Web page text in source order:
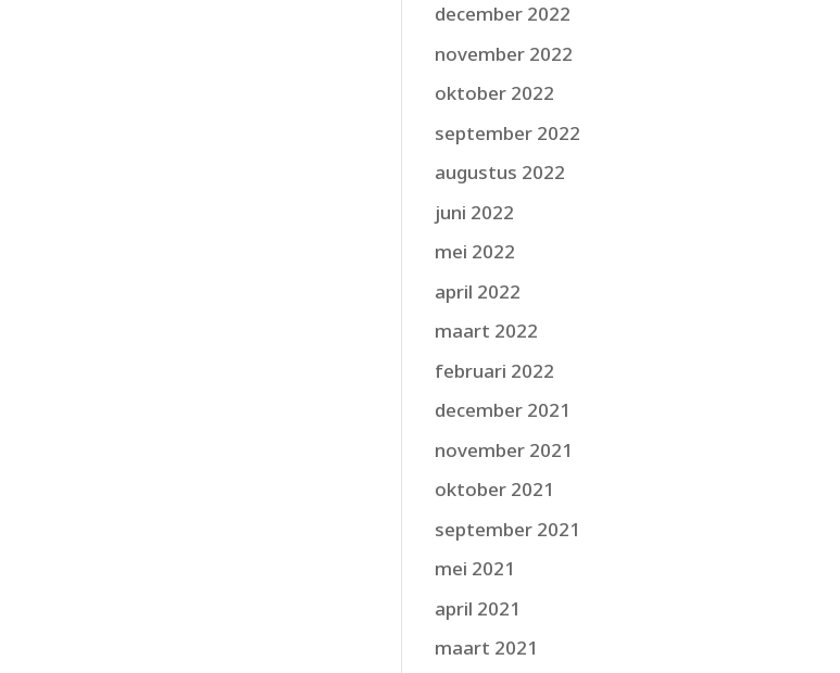
december 2022
november 2022
oktober 2022
september 2022
augustus 2022
juni 2022
mei 2022
april 2022
maart 2022
februari 2022
december 2021
november 2021
oktober 2021
september 2021
mei 2021
april 2021
maart 2021